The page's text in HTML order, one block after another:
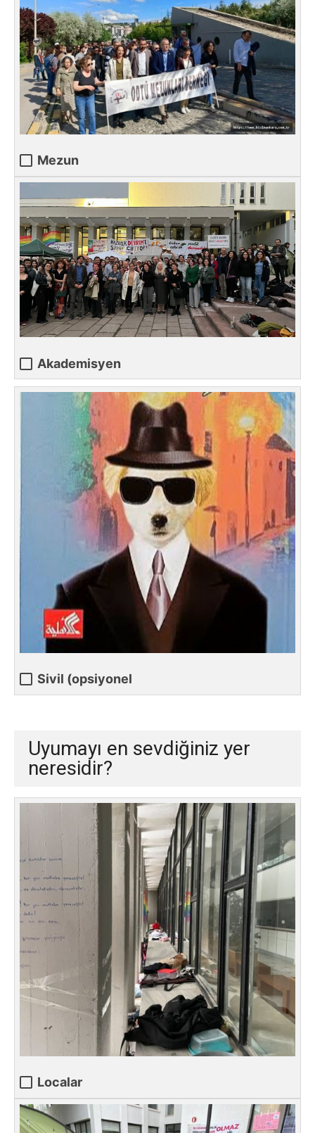
Mezun
Akademisyen
Sivil (opsiyonel
Uyumayı en sevdiğiniz yer
neresidir?
Localar